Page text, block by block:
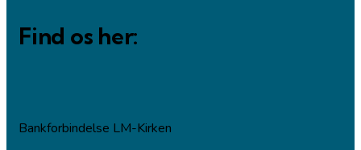
Find os her:
Bankforbindelse LM-Kirken